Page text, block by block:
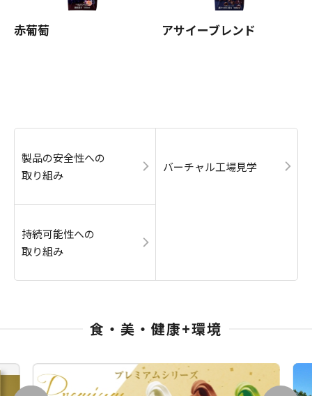
赤葡萄 アサイーブレンド
製品の安全性への
取り組み
バーチャル工場見学
持続可能性への
取り組み
食・美・健康+環境